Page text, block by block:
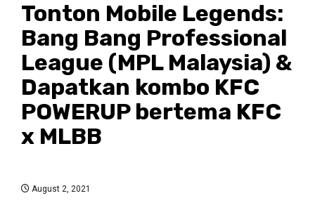
Tonton Mobile Legends:
Bang Bang Professional
League (MPL Malaysia) &
Dapatkan kombo KFC
POWERUP bertema KFC
x MLBB
August 2, 2021